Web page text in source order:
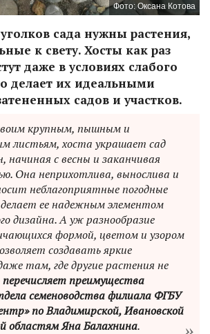
Фото: Оксана Котова
сада нужны растения,
к свету. Хосты как раз
даже в условиях слабого
делает их идеальными
садов и участков.
крупным, пышным и
листьям, хоста украшает сад
начиная с весны и заканчивая
Она неприхотлива, вынослива и
неблагоприятные погодные
ее надежным элементом
дизайна. А уж разнообразие
формой, цветом и узором
создавать яркие
там, где другие растения не
перечисляет преимущества
семеноводства филиала ФГБУ
по Владимирской, Ивановской
областям Яна Балахнина.